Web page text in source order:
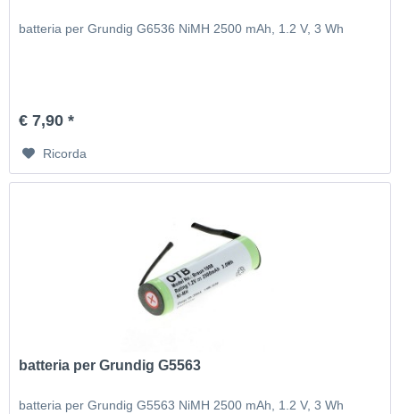
batteria per Grundig G6536 NiMH 2500 mAh, 1.2 V, 3 Wh
€ 7,90 *
Ricorda
batteria per Grundig G5563
batteria per Grundig G5563 NiMH 2500 mAh, 1.2 V, 3 Wh